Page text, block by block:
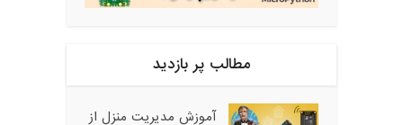
مطالب پر بازدید
آموزش مدیریت منزل از